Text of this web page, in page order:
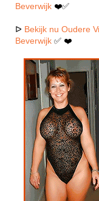
Beverwijk ❤️✅
ᐅ Bekijk nu Oudere
Beverwijk ✅ ❤️